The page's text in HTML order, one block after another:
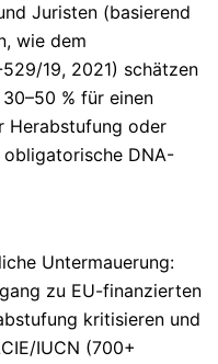
Juristen (basierend
wie dem
19, 2021) schätzen
% für einen
Herabstufung oder
obligatorische DNA-
Untermauerung:
zu EU-finanzierten
kritisieren und
IUCN (700+